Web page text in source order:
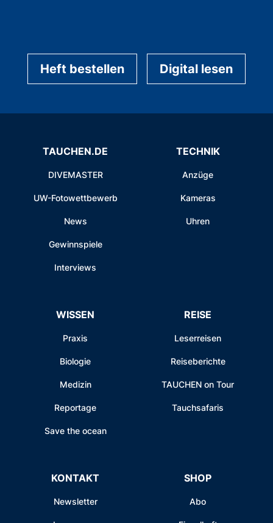
Heft bestellen Digital lesen
TAUCHEN.DE
DIVEMASTER
UW-Fotowettbewerb
News
Gewinnspiele
Interviews
TECHNIK
Anzüge
Kameras
Uhren
WISSEN
Praxis
Biologie
Medizin
Reportage
Save the ocean
REISE
Leserreisen
Reiseberichte
TAUCHEN on Tour
Tauchsafaris
KONTAKT
Newsletter
SHOP
Abo